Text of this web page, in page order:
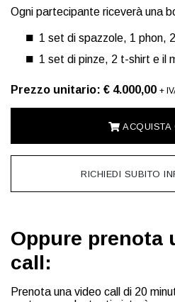
Ogni partecipante riceverà una
1 set di spazzole, 1 phon,
1 set di pinze, 2 t-shirt e il
Prezzo unitario: € 4.000,00 +
ACQUISTA
RICHIEDI SUBITO
Oppure prenota
call:
Prenota una video call di 20